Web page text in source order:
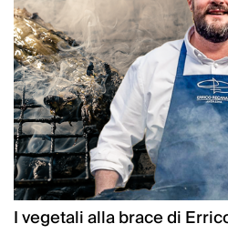
I vegetali alla brace di